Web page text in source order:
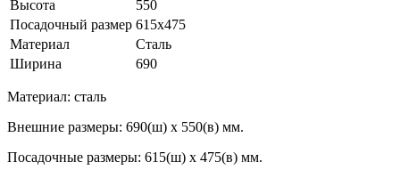
Высота
550
Посадочный размер 615х475
Материал
Сталь
Ширина
690
Материал: сталь
Внешние размеры: 690(ш) х 550(в) мм.
Посадочные размеры: 615(ш) х 475(в) мм.